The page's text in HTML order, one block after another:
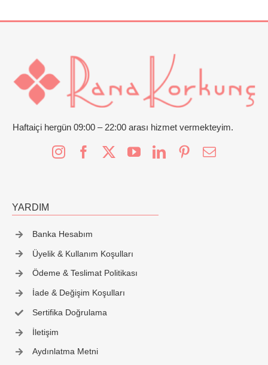
Haftaiçi hergün 09:00 – 22:00 arası hizmet vermekteyim.
YARDIM
Banka Hesabım
Üyelik & Kullanım Koşulları
Ödeme & Teslimat Politikası
İade & Değişim Koşulları
Sertifika Doğrulama
İletişim
Aydınlatma Metni